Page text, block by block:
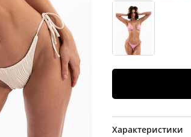
Характеристики